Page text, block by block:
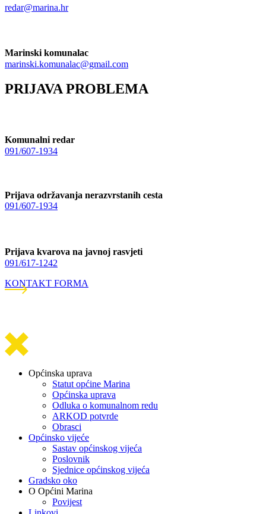
redar@marina.hr
Marinski komunalac
marinski.komunalac@gmail.com
PRIJAVA PROBLEMA
Komunalni redar
091/607-1934
Prijava održavanja nerazvrstanih cesta
091/607-1934
Prijava kvarova na javnoj rasvjeti
091/617-1242
KONTAKT FORMA
Općinska uprava
Statut općine Marina
Općinska uprava
Odluka o komunalnom redu
ARKOD potvrde
Obrasci
Općinsko vijeće
Sastav općinskog vijeća
Poslovnik
Sjednice općinskog vijeća
Gradsko oko
O Općini Marina
Povijest